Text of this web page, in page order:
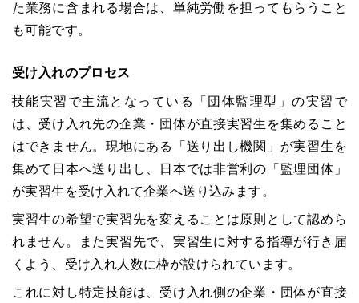
た業務に含まれる場合は、単純労働を担ってもらうこと
も可能です。
受け入れのプロセス
技能実習で主流となっている「団体監理型」の実習で
は、受け入れ先の企業・団体が直接実習生を集めること
はできません。現地にある「送り出し機関」が実習生を
集めて日本へ送り出し、日本では非営利の「監理団体」
が実習生を受け入れて企業へ送り込みます。
実習生の希望で実習先を変えることは原則として認めら
れません。また実習先で、実習生に対する指導が行き届
くよう、受け入れ人数に枠が設けられています。
これに対し特定技能は、受け入れ側の企業・団体が直接